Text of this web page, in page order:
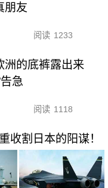
朋友
阅读 1233
洲的底裤露出来
急
阅读 1118
收割日本的阳谋！